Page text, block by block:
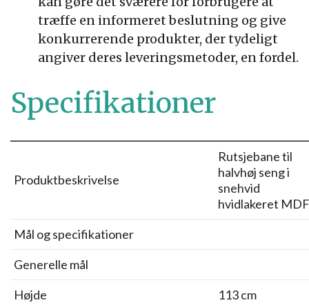
træffe en informeret beslutning og give
konkurrerende produkter, der tydeligt
angiver deres leveringsmetoder, en fordel.
Specifikationer
Produktbeskrivelse
Rutsjebane til
halvhøj seng i
snehvid
hvidlakeret
Mål og specifikationer
Generelle mål
Højde
113 cm